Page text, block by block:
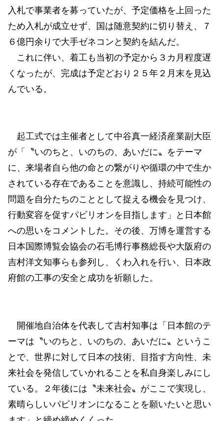
入札で事業者を募っていたが、予定価格を上回った
ため入札が成立せず、国は随意契約に切り替え、７
６億円余りで大手ゼネコンと契約を結んだ。
これに伴い、着工も当初の予定から３カ月程度遅
くなったが、完成は予定どおり２５年２月末を見込
んでいる。
起工式では主催者として中谷真一経済産業副大臣
が「〝いのちと、いのちの、あいだに〟をテーマ
に、来場者自ら他の命との繋がりや循環の中で生か
されている存在であることを意識し、持続可能性の
問題を自分たちのこととして捉える機会を見つけ、
行動変容を促すパビリオンを目指します」と日本館
への思いをコメントした。その後、万博を運営する
日本国際博覧会協会の石毛博行事務総長や大阪府の
吉村洋文知事らも参列し、くわ入れを行い、日本政
府館の工事の安全と成功を祈願した。
開催地自治体を代表して吉村知事は「日本館のテ
ーマは〝いのちと、いのちの、あいだに〟というこ
とで、世界に対して日本の技術、目指す方向性、未
来社会を発信していかれることを私自身楽しみにし
ている。２年後には〝未来社会〟がここで実現し、
素晴らしいパビリオンになることを願いたいと思い